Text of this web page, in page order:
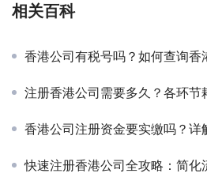
相关百科
香港公司有税号吗？如何查询香
注册香港公司需要多久？各环节
香港公司注册资金要实缴吗？详解香
快速注册香港公司全攻略：简化